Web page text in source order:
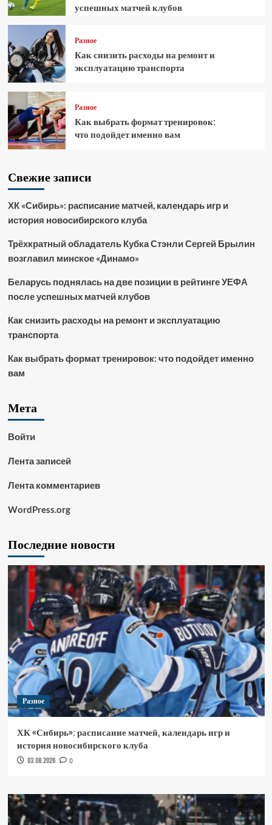
успешных матчей клубов
Разное
Как снизить расходы на ремонт и
эксплуатацию транспорта
Разное
Как выбрать формат тренировок:
что подойдет именно вам
Свежие записи
ХК «Сибирь»: расписание матчей, календарь игр и
история новосибирского клуба
Трёхкратный обладатель Кубка Стэнли Сергей Брылин
возглавил минское «Динамо»
Беларусь поднялась на две позиции в рейтинге УЕФА
после успешных матчей клубов
Как снизить расходы на ремонт и эксплуатацию
транспорта
Как выбрать формат тренировок: что подойдет именно
вам
Мета
Войти
Лента записей
Лента комментариев
WordPress.org
Последние новости
Разное
ХК «Сибирь»: расписание матчей, календарь игр и
история новосибирского клуба
03.08.2026 0